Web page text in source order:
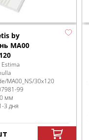
by
MA00
MA00_NS/30x120
-99
мм
3 дня